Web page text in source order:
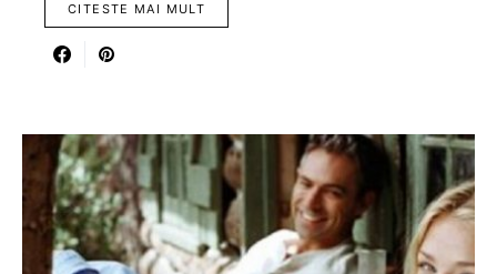
CITESTE MAI MULT